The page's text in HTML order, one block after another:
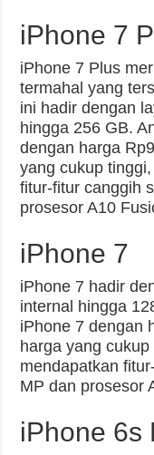
iPhone 7
iPhone 7 Plus
termahal yang
ini hadir dengan
hingga 256 GB.
dengan harga
yang cukup
fitur-fitur canggih
prosesor A10
iPhone 7
iPhone 7 hadir
internal hingga
iPhone 7 dengan
harga yang
mendapatkan
MP dan prosesor
iPhone 6s